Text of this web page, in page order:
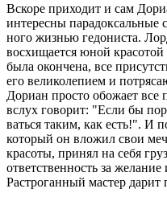
Вскоре приходит и сам
интересны
ного жизнью гедо­ниста.
восхищается юной красотой
была окончена, все
его великолепием и
Дориан просто обожает все
вслух говорит: "Если бы
ваться таким, как есть!". И
который он вложил свои
красоты, принял на себя
ответственность за
Растро­ганный мастер